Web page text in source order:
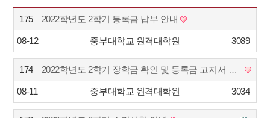
175
중부대학교 원격대학원
2022학년도 2학기 등록금 납부 안내
08-12 3089
174
중부대학교 원격대학원
2022학년도 2학기 장학금 확인 및 등록금 고지서 출…
08-11 3034